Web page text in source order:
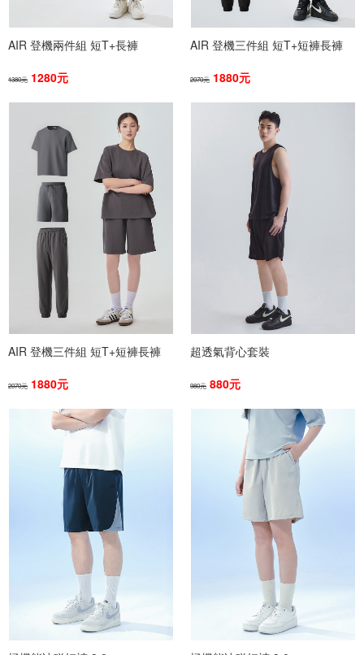
AIR 登機兩件組 短T+長褲
1380元 1280元
AIR 登機三件組 短T+短褲長褲
2070元 1880元
AIR 登機三件組 短T+短褲長褲
2070元 1880元
超透氣背心套裝
980元 880元